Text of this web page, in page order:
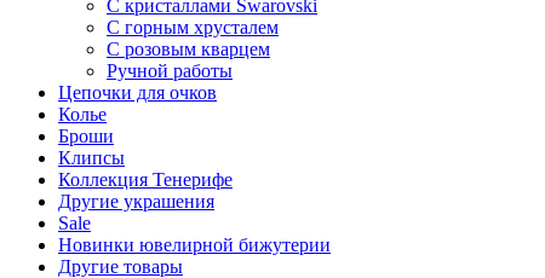
С кристаллами Swarovski
С горным хрусталем
С розовым кварцем
Ручной работы
Цепочки для очков
Колье
Броши
Клипсы
Коллекция Тенерифе
Другие украшения
Sale
Новинки ювелирной бижутерии
Другие товары